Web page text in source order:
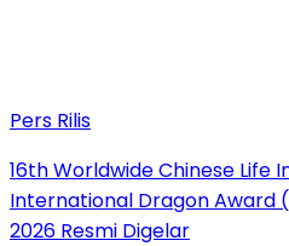
Pers Rilis
16th Worldwide Chinese Life
International Dragon Award
2026 Resmi Digelar